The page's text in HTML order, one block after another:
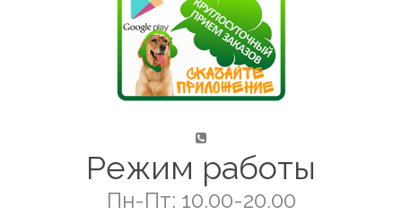
Режим работы
Пн-Пт: 10.00-20.00